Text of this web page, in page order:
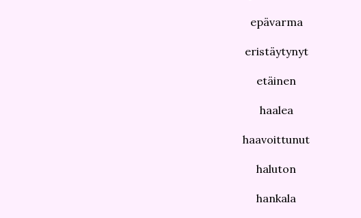
epävarma
eristäytynyt
etäinen
haalea
haavoittunut
haluton
hankala